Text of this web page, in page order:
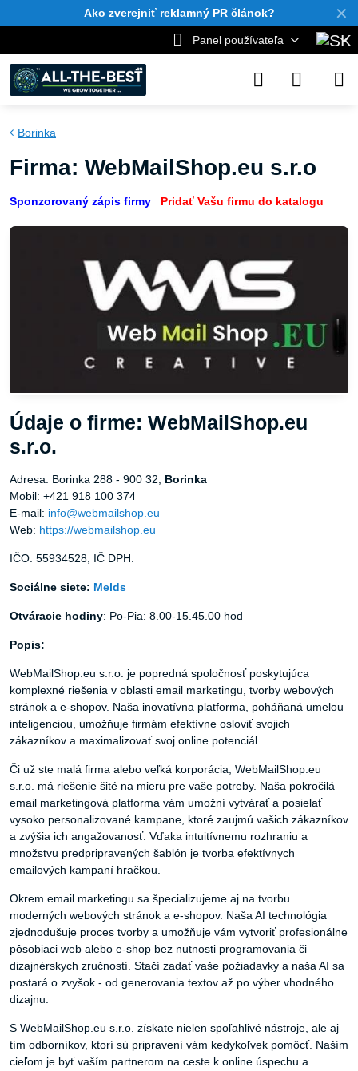
✕
Ako zverejniť reklamný PR článok?
Panel používateľa
Borinka
Firma: WebMailShop.eu s.r.o
Sponzorovaný zápis firmy Pridať Vašu firmu do katalogu
Údaje o firme: WebMailShop.eu
s.r.o.
Adresa: Borinka 288 - 900 32, Borinka
Mobil: +421 918 100 374
E-mail: info@webmailshop.eu
Web: https://webmailshop.eu
IČO: 55934528, IČ DPH:
Sociálne siete: Melds
Otváracie hodiny: Po-Pia: 8.00-15.45.00 hod
Popis:
WebMailShop.eu s.r.o. je popredná spoločnosť poskytujúca
komplexné riešenia v oblasti email marketingu, tvorby webových
stránok a e-shopov. Naša inovatívna platforma, poháňaná umelou
inteligenciou, umožňuje firmám efektívne osloviť svojich
zákazníkov a maximalizovať svoj online potenciál.
Či už ste malá firma alebo veľká korporácia, WebMailShop.eu
s.r.o. má riešenie šité na mieru pre vaše potreby. Naša pokročilá
email marketingová platforma vám umožní vytvárať a posielať
vysoko personalizované kampane, ktoré zaujmú vašich zákazníkov
a zvýšia ich angažovanosť. Vďaka intuitívnemu rozhraniu a
množstvu predpripravených šablón je tvorba efektívnych
emailových kampaní hračkou.
Okrem email marketingu sa špecializujeme aj na tvorbu
moderných webových stránok a e-shopov. Naša AI technológia
zjednodušuje proces tvorby a umožňuje vám vytvoriť profesionálne
pôsobiaci web alebo e-shop bez nutnosti programovania či
dizajnérskych zručností. Stačí zadať vaše požiadavky a naša AI sa
postará o zvyšok - od generovania textov až po výber vhodného
dizajnu.
S WebMailShop.eu s.r.o. získate nielen spoľahlivé nástroje, ale aj
tím odborníkov, ktorí sú pripravení vám kedykoľvek pomôcť. Naším
cieľom je byť vaším partnerom na ceste k online úspechu a